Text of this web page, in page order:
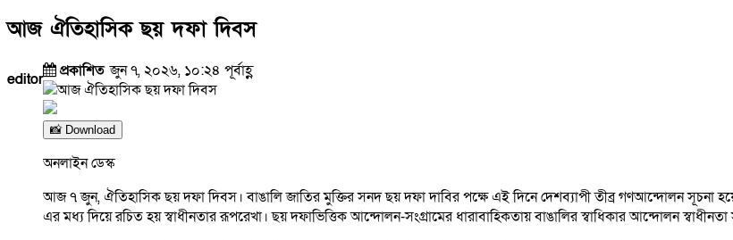
আজ ঐতিহাসিক ছয় দফা দিবস
editor প্রকাশিতজুন ৭, ২০২৬, ১০:২৪ পূর্বাহ্ণ
📸 Download
অনলাইন ডেস্ক
আজ ৭ জুন, ঐতিহাসিক ছয় দফা দিবস। বাঙালি জাতির মুক্তির সনদ ছয় দফা দাবির পক্ষে এই দিনে দেশব্যাপী তীব্র গণআন্দোলন সূচনা
এর মধ্য দিয়ে রচিত হয় স্বাধীনতার রূপরেখা। ছয় দফাভিত্তিক আন্দোলন-সংগ্রামের ধারাবাহিকতায় বাঙালির স্বাধিকার আন্দোলন স্বাধীনতা